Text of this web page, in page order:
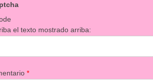
el texto mostrado arriba:
*